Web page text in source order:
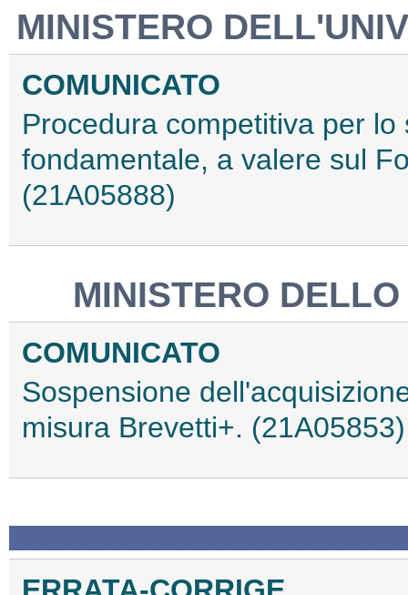
MINISTERO
COMUNICATO
Procedura competitiva per
fondamentale, a valere sul
(21A05888)
MINISTERO
COMUNICATO
Sospensione
misura Brevetti+. (21A05853)